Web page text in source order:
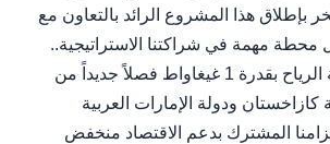
بإطلاق هذا المشروع الرائد بالتعاون مع
محطة مهمة في شراكتنا الاستراتيجية..
ويفتح مشروع طاقة الرياح بقدرة 1 غيغاواط فصلاً جديداً من
كازاخستان ودولة الإمارات العربية
المشترك بدعم الاقتصاد منخفض